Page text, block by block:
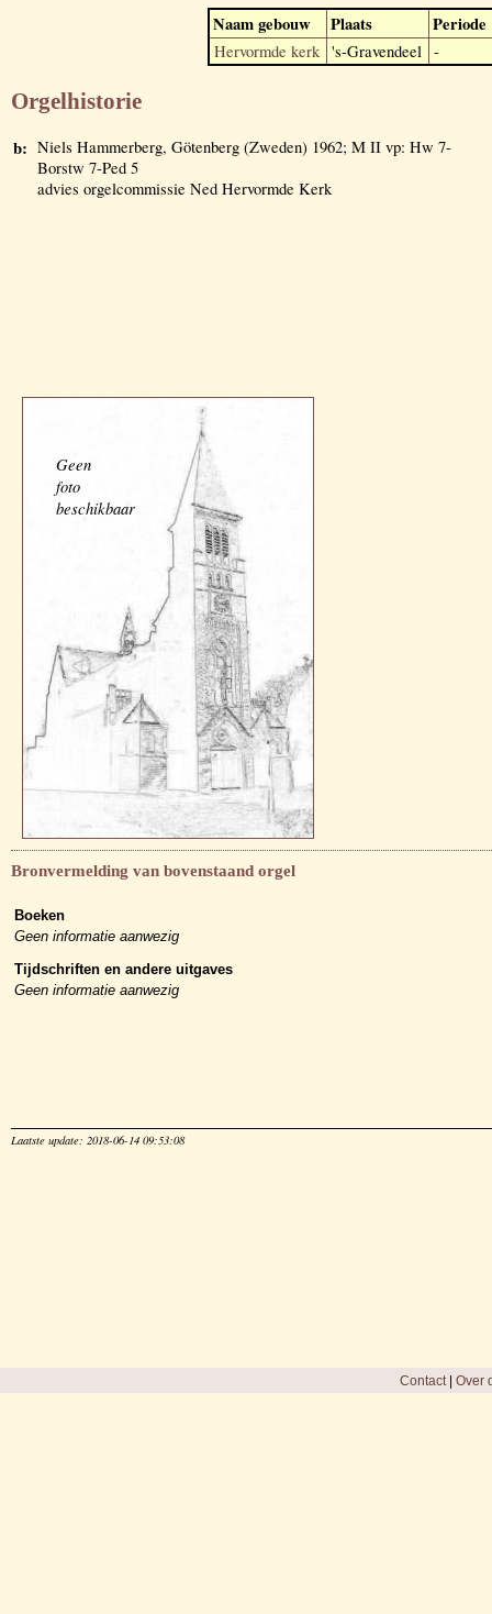
Naam gebouw Plaats Periode
Hervormde kerk 's-Gravendeel -
Orgelhistorie
b: Niels Hammerberg, Götenberg (Zweden) 1962; M II vp: Hw 7-
Borstw 7-Ped 5
advies orgelcommissie Ned Hervormde Kerk
Geen
foto
beschikbaar
Bronvermelding van bovenstaand orgel
Boeken
Geen informatie aanwezig
Tijdschriften en andere uitgaves
Geen informatie aanwezig
Laatste update: 2018-06-14 09:53:08
Contact| Over